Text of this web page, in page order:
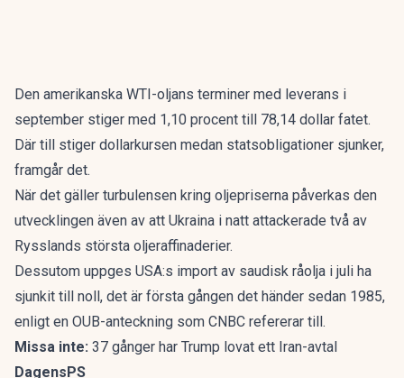
Den amerikanska WTI-oljans terminer med leverans i
september stiger med 1,10 procent till 78,14 dollar fatet.
Där till stiger dollarkursen medan statsobligationer sjunker,
framgår det.
När det gäller turbulensen kring oljepriserna påverkas den
utvecklingen även av att Ukraina i natt attackerade två av
Rysslands största oljeraffinaderier.
Dessutom uppges USA:s import av saudisk råolja i juli ha
sjunkit till noll, det är första gången det händer sedan 1985,
enligt en OUB-anteckning som CNBC refererar till.
Missa inte: 37 gånger har Trump lovat ett Iran-avtal
DagensPS